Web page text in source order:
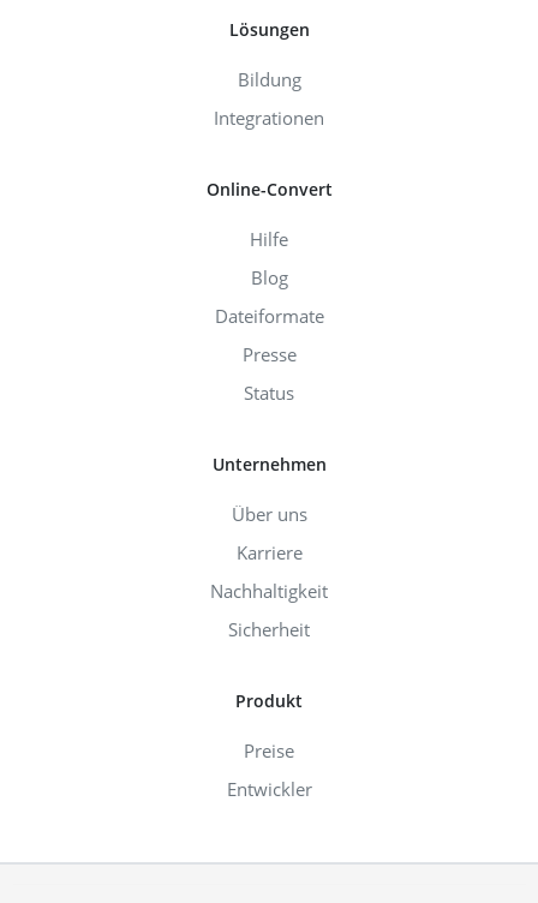
Lösungen
Bildung
Integrationen
Online-Convert
Hilfe
Blog
Dateiformate
Presse
Status
Unternehmen
Über uns
Karriere
Nachhaltigkeit
Sicherheit
Produkt
Preise
Entwickler